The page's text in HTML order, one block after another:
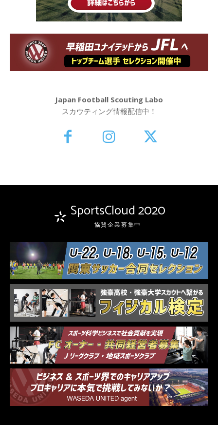
Japan Football Scouting Labo
スカウティング情報配信中！
SportsCloud 2020
協賛企業募集中